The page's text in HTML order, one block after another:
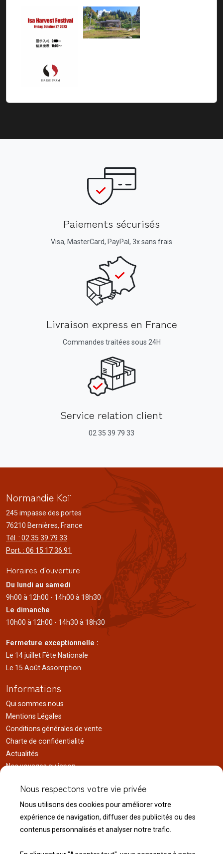
Paiements sécurisés
Visa, MasterCard, PayPal, 3x sans frais
Livraison express en France
Commandes traitées sous 24H
Service relation client
02 35 39 79 33
Normandie Koï
245 impasse des portes
76210 Bernières, France
Tél. : 02 35 39 79 33
Port. : 06 15 17 36 91
Horaires d'ouverture
Du lundi au samedi
9h00 à 12h00 - 14h00 à 18h30
Le dimanche
10h00 à 12h00 - 14h30 à 18h30
Fermeture exceptionnelle :
Le 14 juillet Fête Nationale
Le 15 Août Assomption
Informations
Qui sommes nous
Mentions Légales
Conditions générales de vente
Charte de confidentialité
Actualités
Nos voyages au japon
Liens utiles
Service client
Nous contacter
Modalité de retour
Nous respectons votre vie privée
Nous utilisons des cookies pour améliorer votre
expérience de navigation, diffuser des publicités ou des
contenus personnalisés et analyser notre trafic.